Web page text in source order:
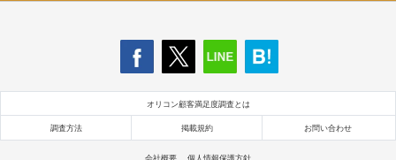
オリコン顧客満足度調査とは
調査方法 掲載規約 お問い合わせ
会社概要 個人情報保護方針